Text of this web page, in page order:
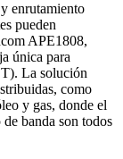
enrutamiento
pueden
APE1808,
única para
La solución
como
y gas, donde el
banda son todos